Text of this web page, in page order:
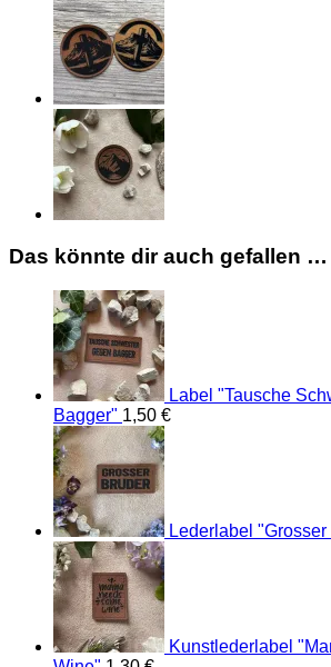
Das könnte dir auch gefallen …
Label "Tausche
Bagger" 1,50 €
Lederlabel "Grosser
Kunstlederlabel